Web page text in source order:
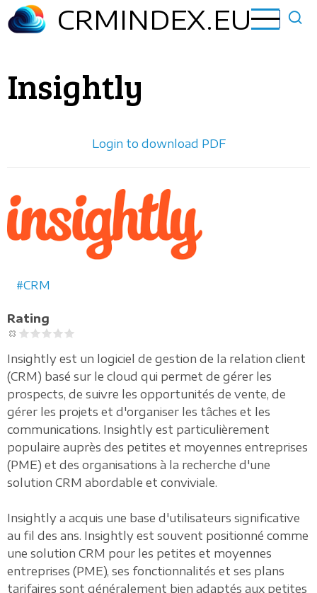
Aller
au
CRMINDEX.EU
Insightly
Login to download PDF
Horizontal
logo
CRM
Rating
Insightly est un logiciel de gestion de la relation client
(CRM) basé sur le cloud qui permet de gérer les
prospects, de suivre les opportunités de vente, de
gérer les projets et d'organiser les tâches et les
communications. Insightly est particulièrement
populaire auprès des petites et moyennes entreprises
(PME) et des organisations à la recherche d'une
solution CRM abordable et conviviale.
Insightly a acquis une base d'utilisateurs significative
au fil des ans. Insightly est souvent positionné comme
une solution CRM pour les petites et moyennes
entreprises (PME), ses fonctionnalités et ses plans
tarifaires sont généralement bien adaptés aux petites